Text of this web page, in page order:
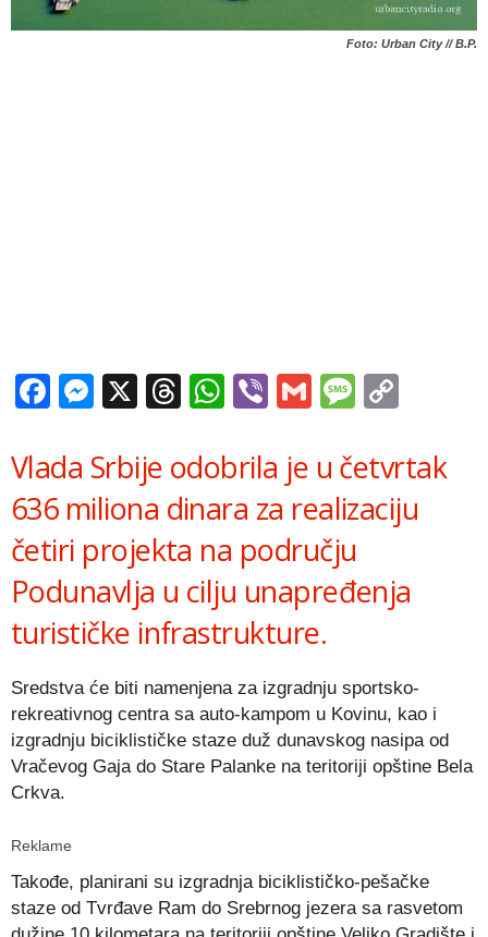
Foto: Urban City // B.P.
Facebook
Messenger
X Threads
WhatsApp
ViberGmail
Vlada Srbije odobrila je u četvrtak
636 miliona dinara za realizaciju
četiri projekta na području
Podunavlja u cilju unapređenja
turističke infrastrukture.
Sredstva će biti namenjena za izgradnju sportsko-
rekreativnog centra sa auto-kampom u Kovinu, kao i
izgradnju biciklističke staze duž dunavskog nasipa od
Vračevog Gaja do Stare Palanke na teritoriji opštine Bela
Crkva.
Reklame
Takođe, planirani su izgradnja biciklističko-pešačke
staze od Tvrđave Ram do Srebrnog jezera sa rasvetom